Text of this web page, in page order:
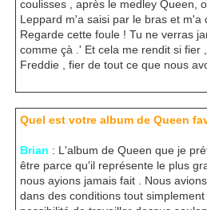
coulisses , après le medley Queen,
Leppard m'a saisi par le bras et m'a
Regarde cette foule ! Tu ne verras
comme çà .' Et cela me rendit si fier
Freddie , fier de tout ce que nous
Quel est votre album de Queen
Brian : L'album de Queen que je
être parce qu'il représente le plus
nous ayions jamais fait . Nous
dans des conditions tout